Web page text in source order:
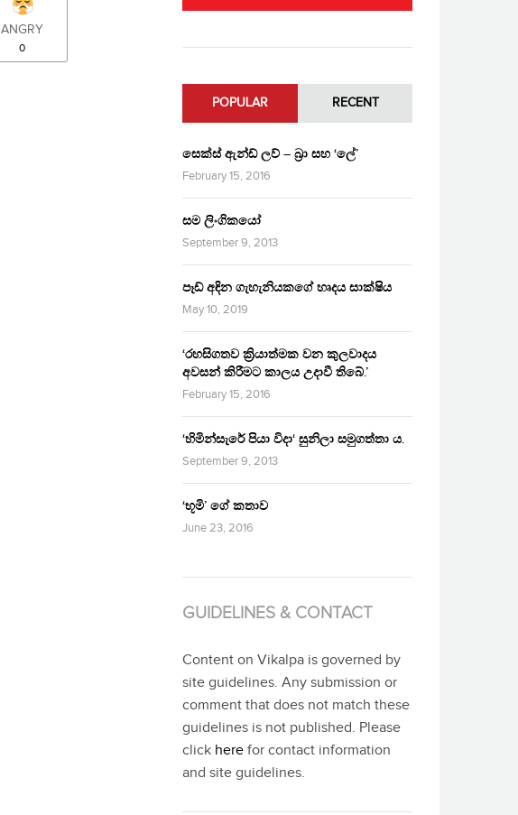
ANGRY
0
POPULAR RECENT
සෙක්ස් ඇන්ඩ් ලව් – බ්‍රා සහ ‘ලේ’
February 15, 2016
සම ලිංගිකයෝ
September 9, 2013
පෑඩ් අඳින ගැහැනියකගේ හෘදය සාක්ෂිය
May 10, 2019
‘රහසිගතව ක්‍රියාත්මක වන කුලවාදය
අවසන් කිරීමට කාලය උදාවී තිබේ.’
February 15, 2016
‘හිමින්සැරේ පියා විදා‘ සුනිලා සමුගත්තා ය.
September 9, 2013
‘භූමි’ ගේ කතාව
June 23, 2016
GUIDELINES & CONTACT
Content on Vikalpa is governed by
site guidelines. Any submission or
comment that does not match these
guidelines is not published. Please
click here for contact information
and site guidelines.